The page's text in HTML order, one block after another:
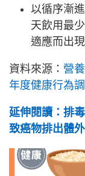
以循序漸
天飲用最
適應而出
資料來源： 營
年度健康行為
延伸閱讀：排
致癌物排出體